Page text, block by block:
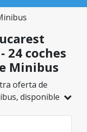
24 coches
Minibus
oferta de
disponible